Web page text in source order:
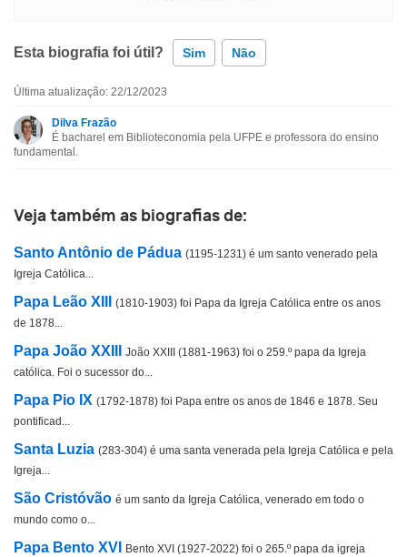
Esta biografia foi útil? Sim Não
Esta biografia não tem a informação que procuro
Última atualização: 22/12/2023
Dilva Frazão
É bacharel em Biblioteconomia pela UFPE e professora do ensino
fundamental.
Veja também as biografias de:
Santo Antônio de Pádua (1195-1231) é um santo venerado pela
Igreja Católica...
Papa Leão XIII
(1810-1903) foi Papa da Igreja Católica entre os anos
de 1878...
Papa João XXIII
João XXIII (1881-1963) foi o 259.º papa da Igreja
católica. Foi o sucessor do...
Papa Pio IX (1792-1878) foi Papa entre os anos de 1846 e 1878. Seu
pontificad...
Santa Luzia (283-304) é uma santa venerada pela Igreja Católica e pela
Igreja...
São Cristóvão é um santo da Igreja Católica, venerado em todo o
mundo como o...
Papa Bento XVI
Bento XVI (1927-2022) foi o 265.º papa da igreja